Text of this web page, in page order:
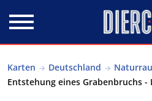
Karten Deutschland
Entstehung eines Grabenbruchs